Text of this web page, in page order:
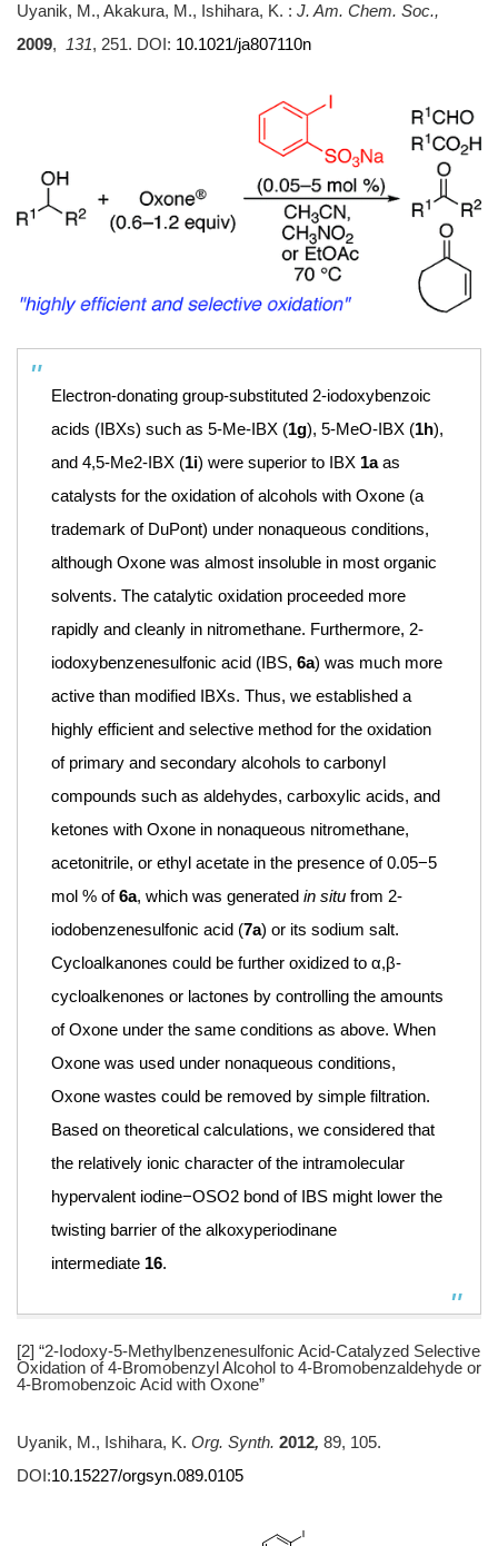
Uyanik, M., Akakura, M., Ishihara, K. : J. Am. Chem. Soc.,
2009, 131, 251. DOI: 10.1021/ja807110n
Electron-donating group-substituted 2-iodoxybenzoic
acids (IBXs) such as 5-Me-IBX (1g), 5-MeO-IBX (1h),
and 4,5-Me2-IBX (1i) were superior to IBX 1aas
catalysts for the oxidation of alcohols with Oxone (a
trademark of DuPont) under nonaqueous conditions,
although Oxone was almost insoluble in most organic
solvents. The catalytic oxidation proceeded more
rapidly and cleanly in nitromethane. Furthermore, 2-
iodoxybenzenesulfonic acid (IBS, 6a) was much more
active than modified IBXs. Thus, we established a
highly efficient and selective method for the oxidation
of primary and secondary alcohols to carbonyl
compounds such as aldehydes, carboxylic acids, and
ketones with Oxone in nonaqueous nitromethane,
acetonitrile, or ethyl acetate in the presence of 0.05−5
mol % of6a, which was generated in situ from 2-
iodobenzenesulfonic acid (7a) or its sodium salt.
Cycloalkanones could be further oxidized to α,β-
cycloalkenones or lactones by controlling the amounts
of Oxone under the same conditions as above. When
Oxone was used under nonaqueous conditions,
Oxone wastes could be removed by simple filtration.
Based on theoretical calculations, we considered that
the relatively ionic character of the intramolecular
hypervalent iodine−OSO2 bond of IBS might lower the
twisting barrier of the alkoxyperiodinane
intermediate 16.
[2] “2-Iodoxy-5-Methylbenzenesulfonic Acid-Catalyzed Selective
Oxidation of 4-Bromobenzyl Alcohol to 4-Bromobenzaldehyde or
4-Bromobenzoic Acid with Oxone”
Uyanik, M., Ishihara, K. Org. Synth. 2012, 89, 105.
DOI:10.15227/orgsyn.089.0105